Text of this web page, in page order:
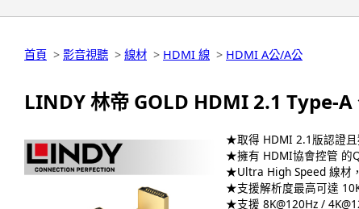
首頁 > 影音視聽 > 線材 > HDMI 線 > HDMI A公/A公
LINDY 林帝 GOLD HDMI 2.1 Type-
★取得 HDMI 2.1版認證且
★擁有 HDMI協會控管 的
★Ultra High Speed 線材
★支援解析度最高可達
★支援 8K@120Hz /